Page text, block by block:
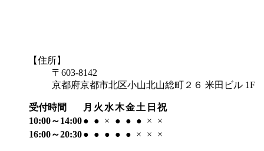
【住所】
〒603-8142
京都府京都市北区小山北山総町２６ 米田ビル 1F
受付時間 月 火 水木金土 日 祝
10:00～14:00● ● × ● ● ● ×
×
16:00～20:30● ● ● ● ● × × ×